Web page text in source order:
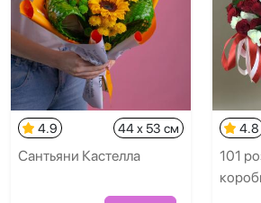
4.9 44 x 53 см
Сантьяни Кастелла
4.8
101